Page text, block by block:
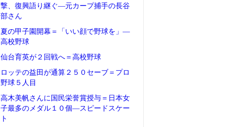
撃、復興語り継ぐ―元カープ捕手の長谷
部さん
夏の甲子園開幕＝「いい顔で野球を」―
高校野球
仙台育英が２回戦へ＝高校野球
ロッテの益田が通算２５０セーブ＝プロ
野球５人目
高木美帆さんに国民栄誉賞授与＝日本女
子最多のメダル１０個―スピードスケー
ト